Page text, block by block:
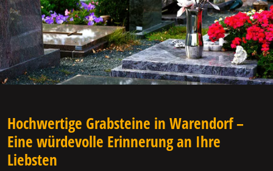
Hochwertige Grabsteine in Warendorf –
Eine würdevolle Erinnerung an Ihre
Liebsten